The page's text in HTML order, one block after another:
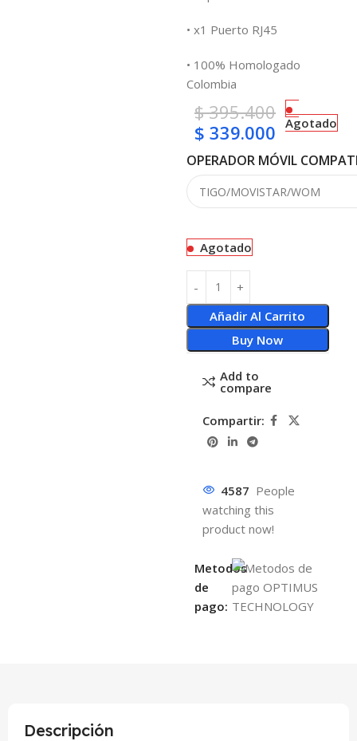
• x1 Puerto RJ45
• 100% Homologado
Colombia
$395.400
$ 339.000 Agotado
OPERADOR MÓVIL
Agotado
Añadir Al Carrito
Buy Now
Add to
compare
Compartir:
4587 People
watching this
product now!
Metodos
de
pago:
Descripción